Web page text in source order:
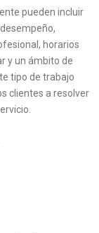
pueden incluir
horarios
y un ámbito de
tipo de trabajo
clientes a resolver